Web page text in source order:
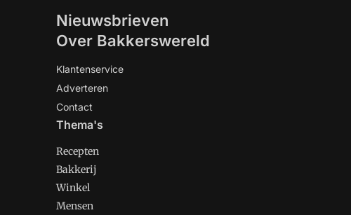
Nieuwsbrieven
Over Bakkerswereld
Klantenservice
Adverteren
Contact
Thema's
Recepten
Bakkerij
Winkel
Mensen